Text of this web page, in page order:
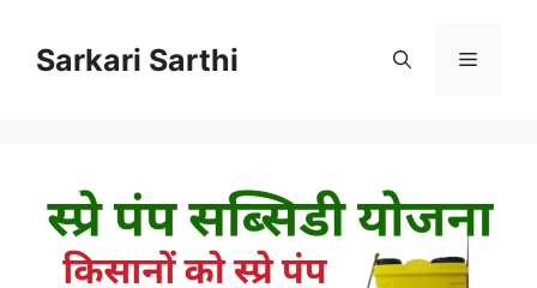
contentSarkari Sarthi Menu